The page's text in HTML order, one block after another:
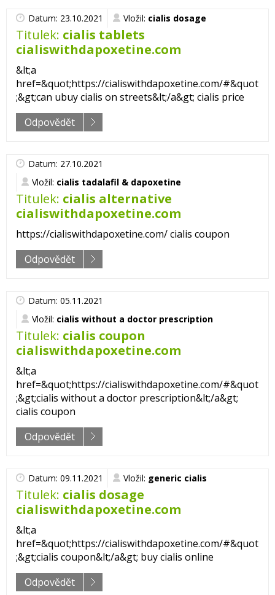
Datum: 23.10.2021 Vložil: cialis dosage
Titulek: cialis tablets
cialiswithdapoxetine.com
&lt;a
href=&quot;https://cialiswithdapoxetine.com/#&quot
;&gt;can ubuy cialis on streets&lt;/a&gt; cialis price
Odpovědět
Datum: 27.10.2021
Vložil: cialis tadalafil & dapoxetine
Titulek: cialis alternative
cialiswithdapoxetine.com
https://cialiswithdapoxetine.com/ cialis coupon
Odpovědět
Datum: 05.11.2021
Vložil: cialis without a doctor prescription
Titulek: cialis coupon
cialiswithdapoxetine.com
&lt;a
href=&quot;https://cialiswithdapoxetine.com/#&quot
;&gt;cialis without a doctor prescription&lt;/a&gt;
cialis coupon
Odpovědět
Datum: 09.11.2021 Vložil: generic cialis
Titulek: cialis dosage
cialiswithdapoxetine.com
&lt;a
href=&quot;https://cialiswithdapoxetine.com/#&quot
;&gt;cialis coupon&lt;/a&gt; buy cialis online
Odpovědět